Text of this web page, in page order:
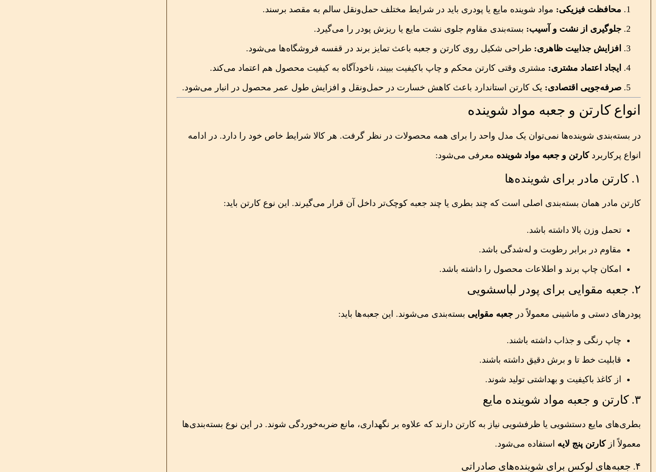
محافظت فیزیکی: مواد شوینده مایع یا پودری باید در شرایط مختلف حمل‌ونقل سالم به مقصد برسند.
جلوگیری از نشت و آسیب: بسته‌بندی مقاوم جلوی نشت مایع یا ریزش پودر را می‌گیرد.
افزایش جذابیت ظاهری: طراحی شکیل روی کارتن و جعبه باعث تمایز برند در قفسه فروشگاه‌ها می‌شود.
ایجاد اعتماد مشتری: مشتری وقتی کارتن محکم و چاپ باکیفیت ببیند، ناخودآگاه به کیفیت محصول هم اعتماد می‌کند.
صرفه‌جویی اقتصادی: یک کارتن استاندارد باعث کاهش خسارت در حمل‌ونقل و افزایش طول عمر محصول در انبار می‌شود.
انواع کارتن و جعبه مواد شوینده
در بسته‌بندی شوینده‌ها نمی‌توان یک مدل واحد را برای همه محصولات در نظر گرفت. هر کالا شرایط خاص خود را دارد. در ادامه
انواع پرکاربردکارتن و جعبه مواد شوینده معرفی می‌شود:
۱. کارتن مادر برای شوینده‌ها
کارتن مادر همان بسته‌بندی اصلی است که چند بطری یا چند جعبه کوچک‌تر داخل آن قرار می‌گیرند. این نوع کارتن باید:
تحمل وزن بالا داشته باشد.
مقاوم در برابر رطوبت و له‌شدگی باشد.
امکان چاپ برند و اطلاعات محصول را داشته باشد.
۲. جعبه مقوایی برای پودر لباسشویی
پودرهای دستی و ماشینی معمولاً در جعبه مقوایی بسته‌بندی می‌شوند. این جعبه‌ها باید:
چاپ رنگی و جذاب داشته باشند.
قابلیت خط تا و برش دقیق داشته باشند.
از کاغذ باکیفیت و بهداشتی تولید شوند.
۳. کارتن و جعبه مواد شوینده مایع
بطری‌های مایع دستشویی یا ظرفشویی نیاز به کارتن دارند که علاوه بر نگهداری، مانع ضربه‌خوردگی شوند. در این نوع بسته‌بندی‌ها
معمولاً ازکارتن پنج لایه استفاده می‌شود.
۴. جعبه‌های لوکس برای شوینده‌های صادراتی